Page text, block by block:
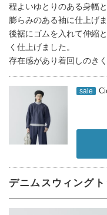
程よいゆとりのある身幅
膨らみのある袖に仕上げま
後裾にゴムを入れて伸縮
く仕上げました。
存在感があり着回しのきく
sale
デニムスウィング